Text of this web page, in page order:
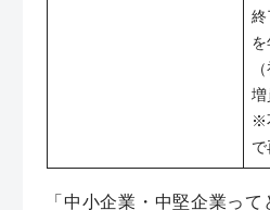
増
※
「中小企業・中堅企業って